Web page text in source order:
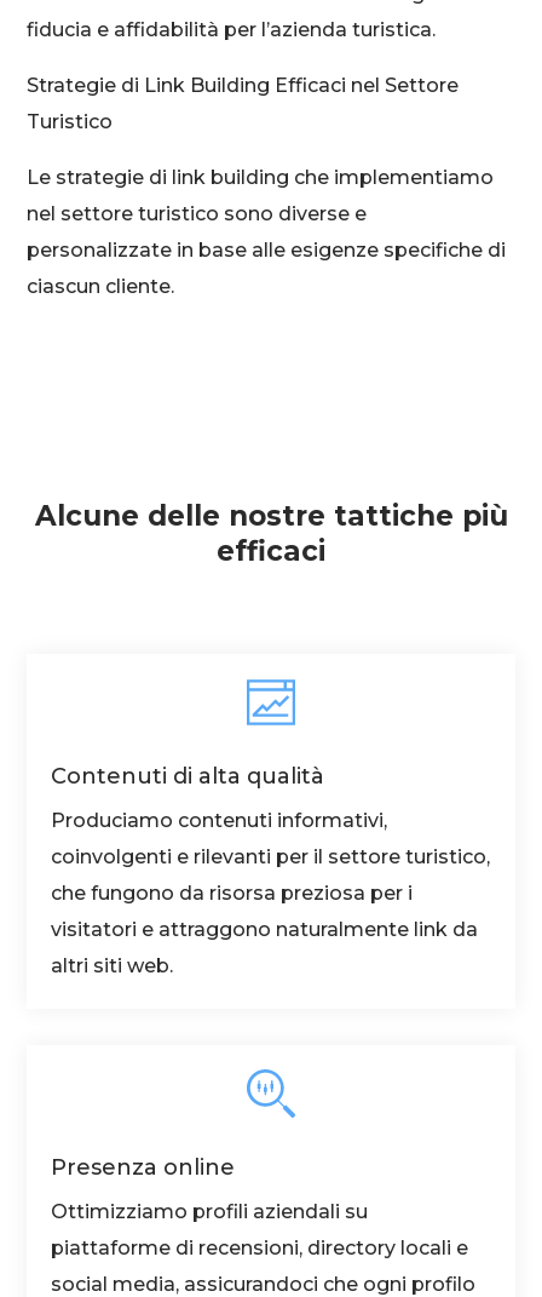
fiducia e affidabilità per l’azienda turistica.
Strategie di Link Building Efficaci nel Settore
Turistico
Le strategie di link building che implementiamo
nel settore turistico sono diverse e
personalizzate in base alle esigenze specifiche di
ciascun cliente.
Alcune delle nostre tattiche più
efficaci
Contenuti di alta qualità
Produciamo contenuti informativi,
coinvolgenti e rilevanti per il settore turistico,
che fungono da risorsa preziosa per i
visitatori e attraggono naturalmente link da
altri siti web.
Presenza online
Ottimizziamo profili aziendali su
piattaforme di recensioni, directory locali e
social media, assicurandoci che ogni profilo